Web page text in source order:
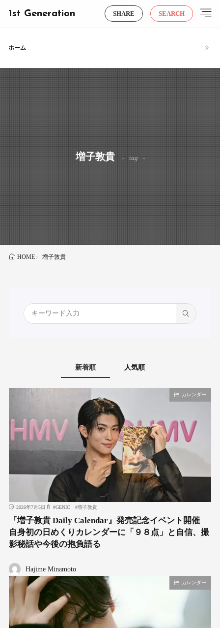
1st Generation SHARE SEARCH
ホーム
増子敦貴 tag
HOME 増子敦貴
新着順 人気順
カレンダー
2026年7月5日 #GENIC #増子敦貴
『増子敦貴 Daily Calendar』発売記念イベント開催
自身初の日めくりカレンダーに「９８点」と自信、撮
影秘話や今後の抱負語る
Hajime Minamoto
カレンダー